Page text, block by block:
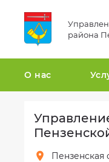
района
О нас
Общая
информация
Структура
Пензенская